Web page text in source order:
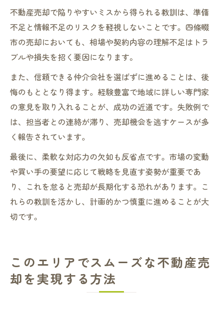
不動産売却で陥りやすいミスから得られる教訓は、準備
不足と情報不足のリスクを軽視しないことです。四條畷
市の売却においても、相場や契約内容の理解不足はトラ
ブルや損失を招く要因になります。
また、信頼できる仲介会社を選ばずに進めることは、後
悔のもととなり得ます。経験豊富で地域に詳しい専門家
の意見を取り入れることが、成功の近道です。失敗例で
は、担当者との連絡が滞り、売却機会を逃すケースが多
く報告されています。
最後に、柔軟な対応力の欠如も反省点です。市場の変動
や買い手の要望に応じて戦略を見直す姿勢が重要であ
り、これを怠ると売却が長期化する恐れがあります。こ
れらの教訓を活かし、計画的かつ慎重に進めることが大
切です。
このエリアでスムーズな不動産売
却を実現する方法